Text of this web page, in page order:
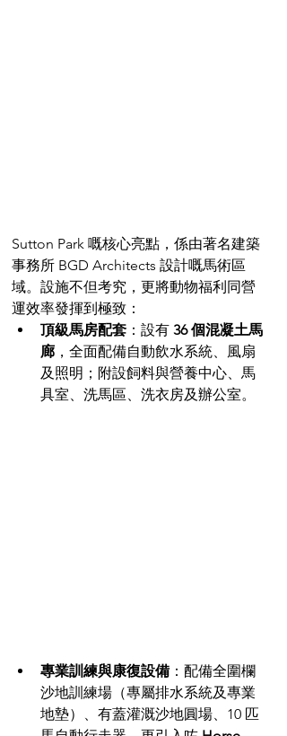
Sutton Park 嘅核心亮點，係由著名建築
事務所 BGD Architects 設計嘅馬術區
域。設施不但考究，更將動物福利同營
運效率發揮到極致：
頂級馬房配套 ：設有 36 個混凝土馬
廊 ，全面配備自動飲水系統、風扇
及照明；附設飼料與營養中心、馬
具室、洗馬區、洗衣房及辦公室。
專業訓練與康復設備 ：配備全圍欄
沙地訓練場（專屬排水系統及專業
地墊）、有蓋灌溉沙地圓場、10 匹